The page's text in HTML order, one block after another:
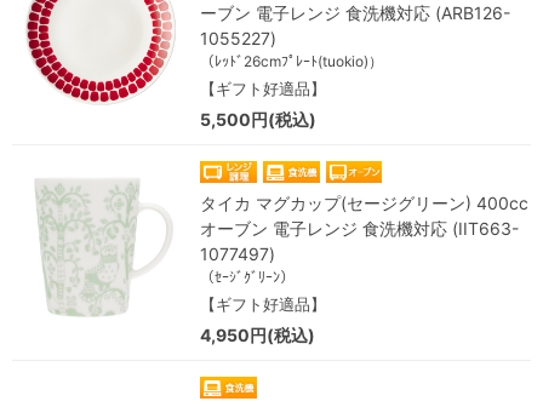
ーブン 電子レンジ 食洗機対応 (ARB126-
1055227)
（ﾚｯﾄﾞ26cmﾌﾟﾚｰﾄ(tuokio)）
【ギフト好適品】
5,500円(税込)
タイカ マグカップ(セージグリーン) 400cc
オーブン 電子レンジ 食洗機対応 (IIT663-
1077497)
（ｾｰｼﾞｸﾞﾘｰﾝ）
【ギフト好適品】
4,950円(税込)